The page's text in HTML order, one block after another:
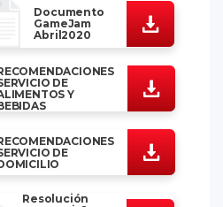
Documento
GameJam
Abril2020
DE
Y
DE
Resolución